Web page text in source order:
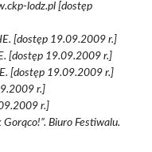
lodz.pl [dostęp
[dostęp 19.09.2009 r.]
[dostęp 19.09.2009 r.]
[dostęp 19.09.2009 r.]
r.]
r.]
Biuro Festiwalu.